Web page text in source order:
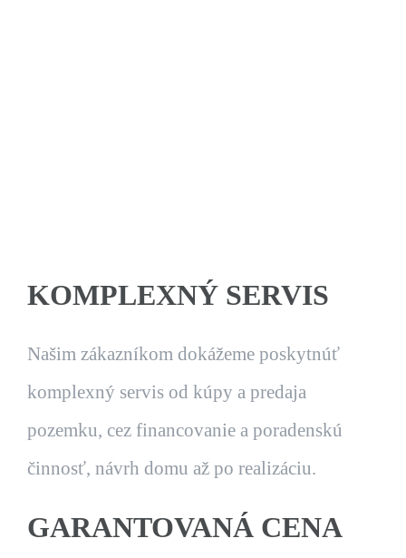
KOMPLEXNÝ SERVIS
Našim zákazníkom dokážeme poskytnúť
komplexný servis od kúpy a predaja
pozemku, cez financovanie a poradenskú
činnosť, návrh domu až po realizáciu.
GARANTOVANÁ CENA